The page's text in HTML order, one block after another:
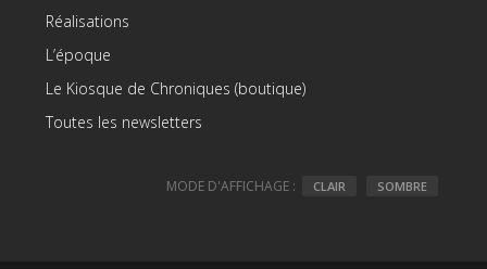
Réalisations
L’époque
Le Kiosque de Chroniques (boutique)
Toutes les newsletters
MODE D'AFFICHAGE : CLAIR SOMBRE